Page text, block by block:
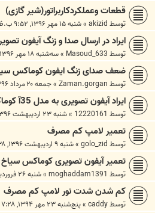
قطعات وعملکردکاربراتور(شیر گازی)
توسط akizid
»شنبه ۱۵ مهر ۱۳۹۶, ۹:۵۲ ب.ظ
ایراد در ارسال صدا و زنگ آیفون
توسط Masoud_633
»سه‌شنبه ۱۸ مهر ۱۳۹۶, ۱۰:۳۲ ب.ظ
ضعف صدای زنگ ایفون کوماکس
توسط Zaman.gorgan
»جمعه ۲۰ مرداد ۱۳۹۶, ۱۲:۴۳ ب.ظ
ایراد آیفون تصویری به مدل 35آ کوماکس
توسط 12220161
»شنبه ۲۳ اردیبهشت ۱۳۹۶, ۱۲:۰۷ ب.ظ
تعمیر لامپ کم مصرف
توسط golo_zid
»شنبه ۹ اردیبهشت ۱۳۹۶, ۳:۳۸ ب.ظ
تعمیر آیفون تصویری کوماکس
توسط moghaddam1391
»شنبه ۲۶ فروردین ۱۳۹۶, ۴:۱۵ ب.ظ
کم شدن شدت نور لامپ کم مصرف
توسطcaddy
»پنج‌شنبه ۲۳ مهر ۱۳۹۴, ۷:۲۸ ب.ظ